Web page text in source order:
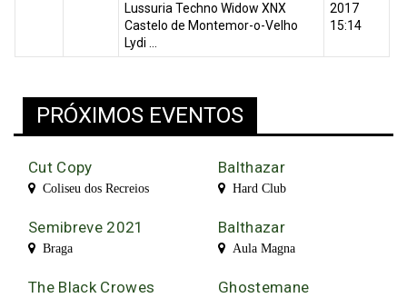
Lussuria Techno Widow XNX
Castelo de Montemor-o-Velho
Lydi ...
2017
15:14
PRÓXIMOS EVENTOS
Cut Copy
Coliseu dos Recreios
Balthazar
Hard Club
Semibreve 2021
Braga
Balthazar
Aula Magna
The Black Crowes Ghostemane